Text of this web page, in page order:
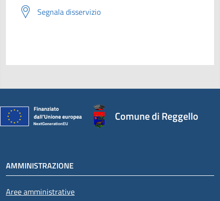
Segnala disservizio
Comune di Reggello
AMMINISTRAZIONE
Aree amministrative